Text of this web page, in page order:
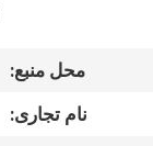
درباره
محل منبع:
نام تجاری: